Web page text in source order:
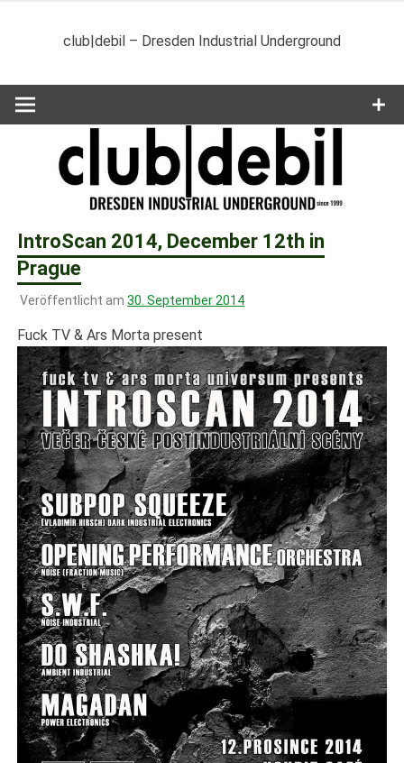
club|debil – Dresden Industrial Underground
IntroScan 2014, December 12th in
Prague
Veröffentlicht am 30. September 2014
Fuck TV & Ars Morta present